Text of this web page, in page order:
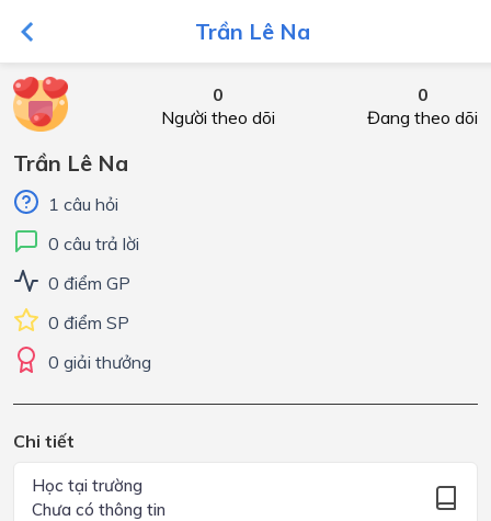
Trần Lê Na
0
Người theo dõi
0
Đang theo dõi
Trần Lê Na
1 câu hỏi
0 câu trả lời
0 điểm GP
0 điểm SP
0 giải thưởng
Chi tiết
Học tại trường
Chưa có thông tin